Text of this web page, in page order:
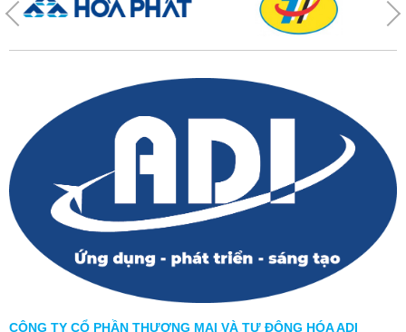
CÔNG TY CỔ PHẦN THƯƠNG MẠI VÀ TỰ ĐỘNG HÓA ADI